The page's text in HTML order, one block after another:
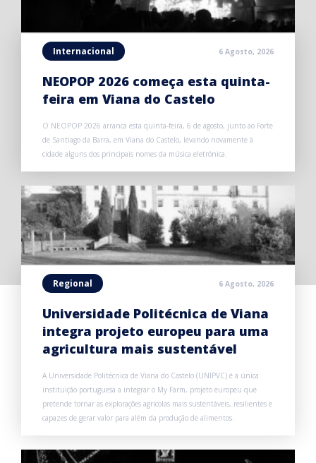
Internacional 6 Agosto, 2026
NEOPOP 2026 começa esta quinta-
feira em Viana do Castelo
O NEOPOP 2026 arranca esta quinta-feira, 6 de agosto, junto ao Forte
de Santiago da Barra, em Viana do Castelo, levando novamente à
cidade alguns dos principais nomes da música eletrónica.
Regional 6 Agosto, 2026
Universidade Politécnica de Viana
integra projeto europeu para uma
agricultura mais sustentável
A Universidade Politécnica de Viana do Castelo (UNIPVC) é a única
instituição portuguesa a integrar o My Farm, projeto europeu que
pretende tornar as explorações agrícolas mais sustentáveis, resilientes e
capazes de gerar valor para além da produção de alimentos.